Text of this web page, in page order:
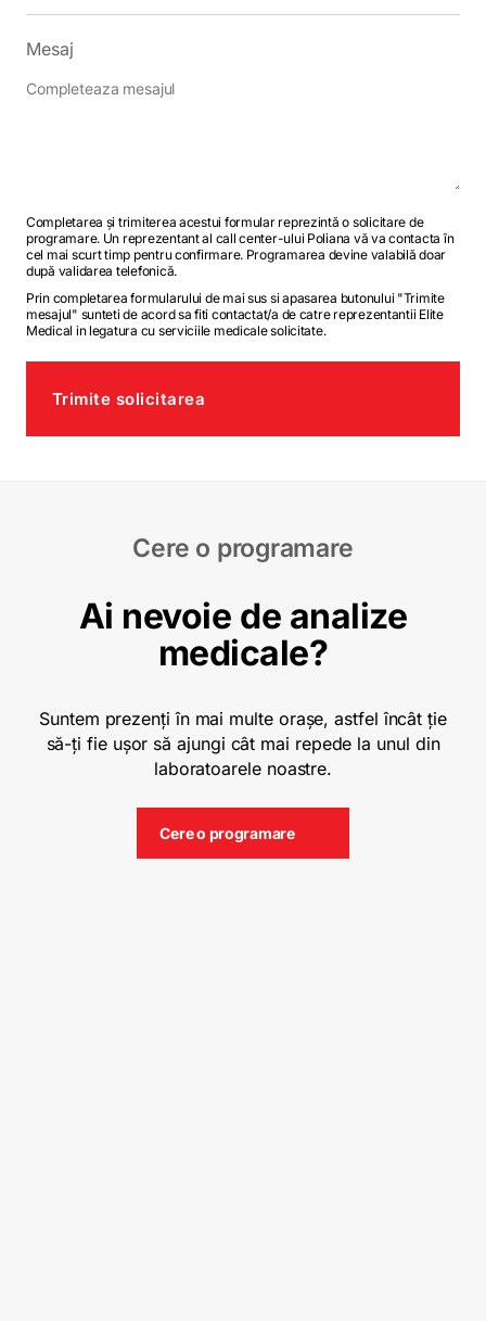
Mesaj
Completarea și trimiterea acestui formular reprezintă o solicitare de
programare. Un reprezentant al call center-ului Poliana vă va contacta în
cel mai scurt timp pentru confirmare. Programarea devine valabilă doar
după validarea telefonică.
Prin completarea formularului de mai sus si apasarea butonului "Trimite
mesajul" sunteti de acord sa fiti contactat/a de catre reprezentantii Elite
Medical in legatura cu serviciile medicale solicitate.
Trimite solicitarea
Cere o programare
Ai nevoie de analize
medicale?
Suntem prezenți în mai multe orașe, astfel încât ție
să-ți fie ușor să ajungi cât mai repede la unul din
laboratoarele noastre.
Cere o programare